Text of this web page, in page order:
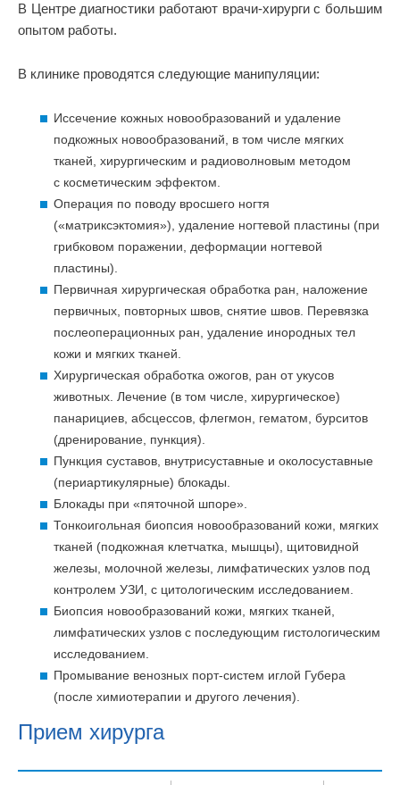
В Центре диагностики работают врачи-хирурги с большим
опытом работы.
В клинике проводятся следующие манипуляции:
Иссечение кожных новообразований и удаление
подкожных новообразований, в том числе мягких
тканей, хирургическим и радиоволновым методом
с косметическим эффектом.
Операция по поводу вросшего ногтя
(«матриксэктомия»), удаление ногтевой пластины (при
грибковом поражении, деформации ногтевой
пластины).
Первичная хирургическая обработка ран, наложение
первичных, повторных швов, снятие швов. Перевязка
послеоперационных ран, удаление инородных тел
кожи и мягких тканей.
Хирургическая обработка ожогов, ран от укусов
животных. Лечение (в том числе, хирургическое)
панарициев, абсцессов, флегмон, гематом, бурситов
(дренирование, пункция).
Пункция суставов, внутрисуставные и околосуставные
(периартикулярные) блокады.
Блокады при «пяточной шпоре».
Тонкоигольная биопсия новообразований кожи, мягких
тканей (подкожная клетчатка, мышцы), щитовидной
железы, молочной железы, лимфатических узлов под
контролем УЗИ, с цитологическим исследованием.
Биопсия новообразований кожи, мягких тканей,
лимфатических узлов с последующим гистологическим
исследованием.
Промывание венозных порт-систем иглой Губера
(после химиотерапии и другого лечения).
Прием хирурга